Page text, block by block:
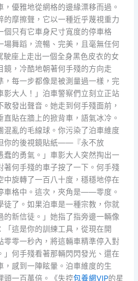
優雅地從網格的邊緣漂移而過。
的摩擦聲，它以一種近乎蔑視重力
個只有它車身尺寸寬度的停車格
場舞蹈，流暢、完美，且毫無任何
座上走出一個全身黑色皮衣的女
鏡，冷酷地朝著何手殘的方向走
，每一步都像是被測量過一樣，完
影大人！」泊車警察們立刻立正站
發出聲音。她走到何手殘面前，
貼在牆上的掀背車，語氣冰冷。
混亂的毛線球。你污染了泊車維度
你的後視鏡貼紙——『永不放
蠢的勇氣。」車影大人突然掏出一
著何手殘的車子按了一下。何手殘
中旋轉了一百八十度，穩穩地停在
車格中。這次，夾角是——零度。
徒了。如果泊車是一種宗教，你就
的新信徒。」她指了指旁邊一輛像
「這是你的訓練工具，從現在開
零零一秒內，將這輛車精準停入對
」何手殘看著那輛閃閃發光、還在
，感到一陣眩暈。泊車維度的生
頭一百萬倍。《失控包養網VIP的星